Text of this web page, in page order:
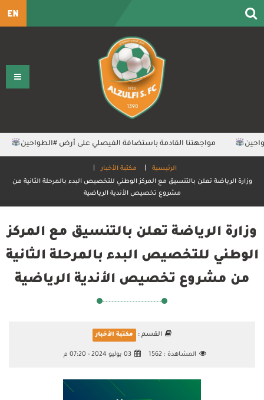
EN
مواجهتنا القادمة باستضافة الفيصلي على أرض ⁧‫#الطواحين‬⁩
الرئيسية
مكتبة الأخبار
وزارة الرياضة تعلن بالتنسيق مع المركز الوطني للتخصيص البدء بالمرحلة الثانية من
مشروع تخصيص الأندية الرياضية
وزارة الرياضة تعلن بالتنسيق مع المركز
الوطني للتخصيص البدء بالمرحلة الثانية
من مشروع تخصيص الأندية الرياضية
القسم : مكتبة الأخبار
المشاهدة : 1562 03 يوليو 2024 - 07:20 م